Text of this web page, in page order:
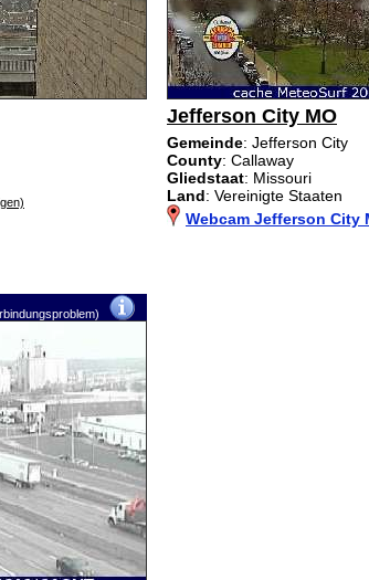
Jefferson City MO
Gemeinde: Jefferson City
County: Callaway
Gliedstaat: Missouri
Land: Vereinigte Staaten
Webcam Jefferson City